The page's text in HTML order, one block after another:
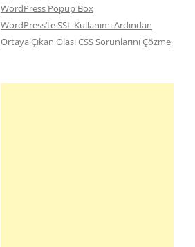
WordPress Popup Box
WordPress’te SSL Kullanımı Ardından
Ortaya Çıkan Olası CSS Sorunlarını Çözme